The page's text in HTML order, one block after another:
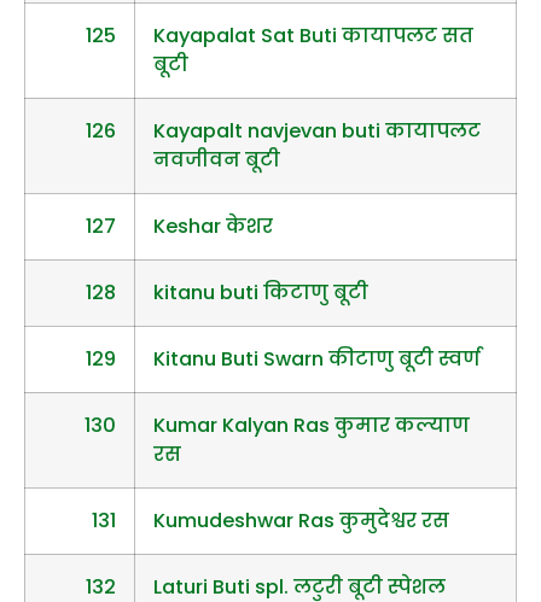
125
Kayapalat Sat Buti कायापलट सत
बूटी
126
Kayapalt navjevan buti कायापलट
नवजीवन बूटी
127 Keshar केशर
128 kitanu buti किटाणु बूटी
129 Kitanu Buti Swarn कीटाणु बूटी स्वर्ण
130
Kumar Kalyan Ras कुमार कल्याण
रस
131 Kumudeshwar Ras कुमुदेश्वर रस
132 Laturi Buti spl. लटुरी बूटी स्पेशल